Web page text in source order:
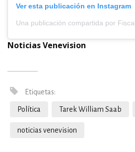
Ver esta publicación en Instagram
Noticias Venevision
Etiquetas:
Política Tarek William Saab
noticias venevision